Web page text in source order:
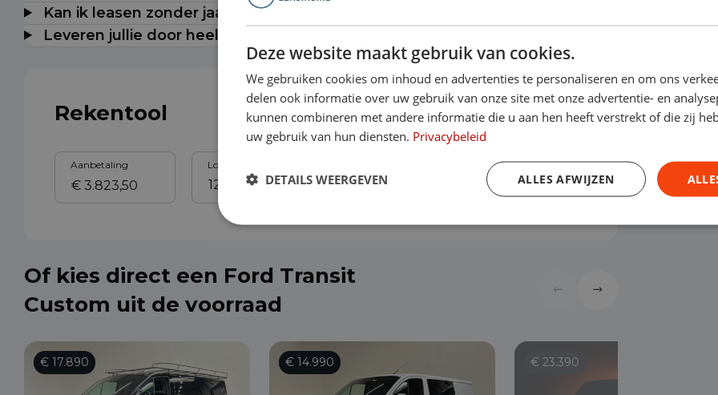
Kan ik leasen zonder jaarcijfers?
Leveren jullie door heel Nederland?
Rekentool Financieren
Aanbetaling Looptijd Prijs per maand
€ 858,96
Of kies direct een Ford Transit
Custom uit de voorraad
€ 17.890 € 14.990 € 23.390
Deze website maakt gebruik van cookies.
We gebruiken cookies om inhoud en advertenties te personaliseren en om ons
delen ook informatie over uw gebruik van onze site met onze advertentie- en
kunnen combineren met andere informatie die u aan hen heeft verstrekt of die zij
uw gebruik van hun diensten. Privacybeleid
ALLES AFWIJZEN
DETAILS WEERGEVEN